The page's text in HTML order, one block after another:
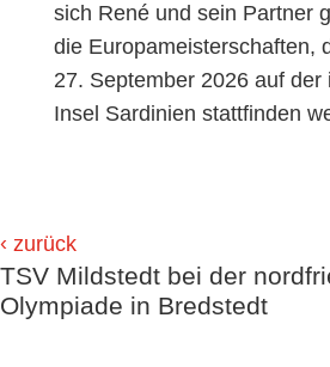
sich René und sein Partner
die Europameisterschaften,
27. September 2026 auf der
Insel Sardinien stattfinden
‹ zurück
TSV Mildstedt bei der
Olympiade in Bredstedt